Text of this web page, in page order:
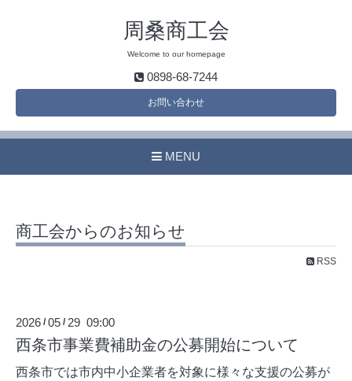
周桑商工会
Welcome to our homepage
0898-68-7244
お問い合わせ
MENU
商工会からのお知らせ
RSS
2026 /05 / 29 09:00
西条市事業費補助金の公募開始について
西条市では市内中小企業者を対象に様々な支援の公募が